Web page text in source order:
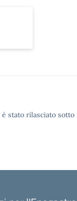
stato rilasciato